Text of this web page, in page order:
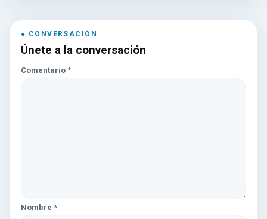
Únete a la conversación
Comentario *
Nombre *